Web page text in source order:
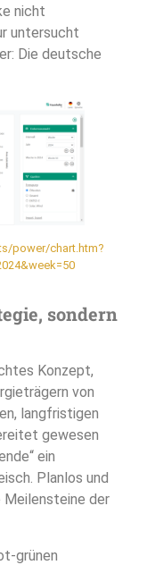
nicht
untersucht
Die deutsche
power/chart.htm?
sondern
Konzept,
von
langfristigen
gewesen
ein
Planlos und
Meilensteine der
grünen